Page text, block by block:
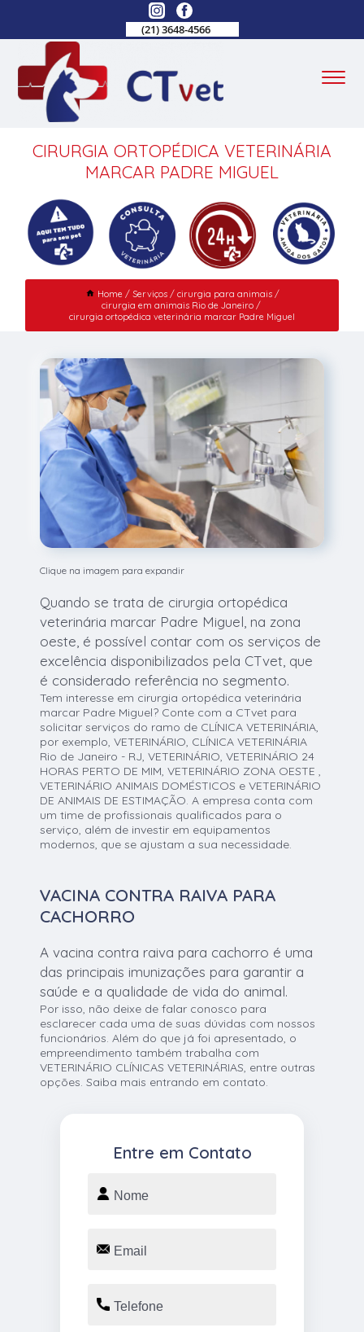
(21) 3648-4566
CIRURGIA ORTOPÉDICA VETERINÁRIA
MARCAR PADRE MIGUEL
Home Serviços
cirurgia para animais
cirurgia em animais Rio de Janeiro
cirurgia ortopédica veterinária marcar Padre Miguel
Clique na imagem para expandir
Quando se trata de cirurgia ortopédica
veterinária marcar Padre Miguel, na zona
oeste, é possível contar com os serviços de
excelência disponibilizados pela CTvet, que
é considerado referência no segmento.
Tem interesse em cirurgia ortopédica veterinária
marcar Padre Miguel? Conte com a CTvet para
solicitar serviços do ramo de CLÍNICA VETERINÁRIA,
por exemplo, VETERINÁRIO, CLÍNICA VETERINÁRIA
Rio de Janeiro - RJ, VETERINÁRIO, VETERINÁRIO 24
HORAS PERTO DE MIM, VETERINÁRIO ZONA OESTE ,
VETERINÁRIO ANIMAIS DOMÉSTICOS e VETERINÁRIO
DE ANIMAIS DE ESTIMAÇÃO. A empresa conta com
um time de profissionais qualificados para o
serviço, além de investir em equipamentos
modernos, que se ajustam a sua necessidade.
VACINA CONTRA RAIVA PARA
CACHORRO
A vacina contra raiva para cachorro é uma
das principais imunizações para garantir a
saúde e a qualidade de vida do animal.
Por isso, não deixe de falar conosco para
esclarecer cada uma de suas dúvidas com nossos
funcionários. Além do que já foi apresentado, o
empreendimento também trabalha com
VETERINÁRIO CLÍNICAS VETERINÁRIAS, entre outras
opções. Saiba mais entrando em contato.
Entre em Contato